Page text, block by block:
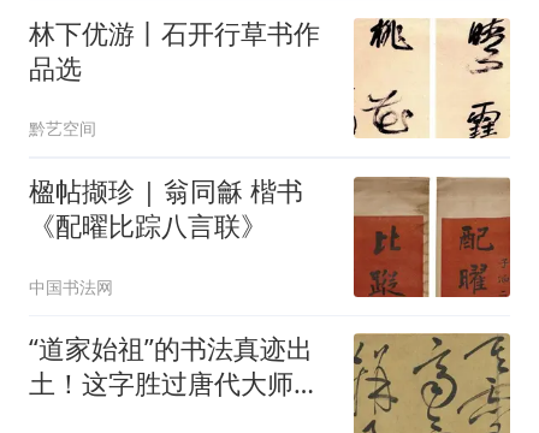
林下优游丨石开行草书作
品选
黔艺空间
楹帖撷珍 | 翁同龢 楷书
《配曜比踪八言联》
中国书法网
“道家始祖”的书法真迹出
土！这字胜过唐代大师，